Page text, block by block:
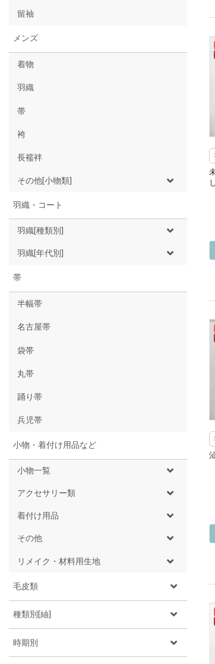
留袖
メンズ
着物
羽織
帯
袴
長襦袢
その他[小物類]
羽織・コート
羽織[種類別]
羽織[年代別]
帯
半幅帯
名古屋帯
袋帯
丸帯
踊り帯
兵児帯
小物・着付け用品など
小物一覧
アクセサリー類
着付け用品
その他
リメイク・材料用生地
毛皮類
種類別[紬]
時期別